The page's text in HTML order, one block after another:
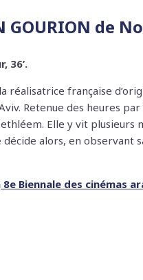
GOURION de
36’.
réalisatrice française
Retenue des heures
Elle y vit plusieurs
alors, en observant
8e Biennale des cinémas